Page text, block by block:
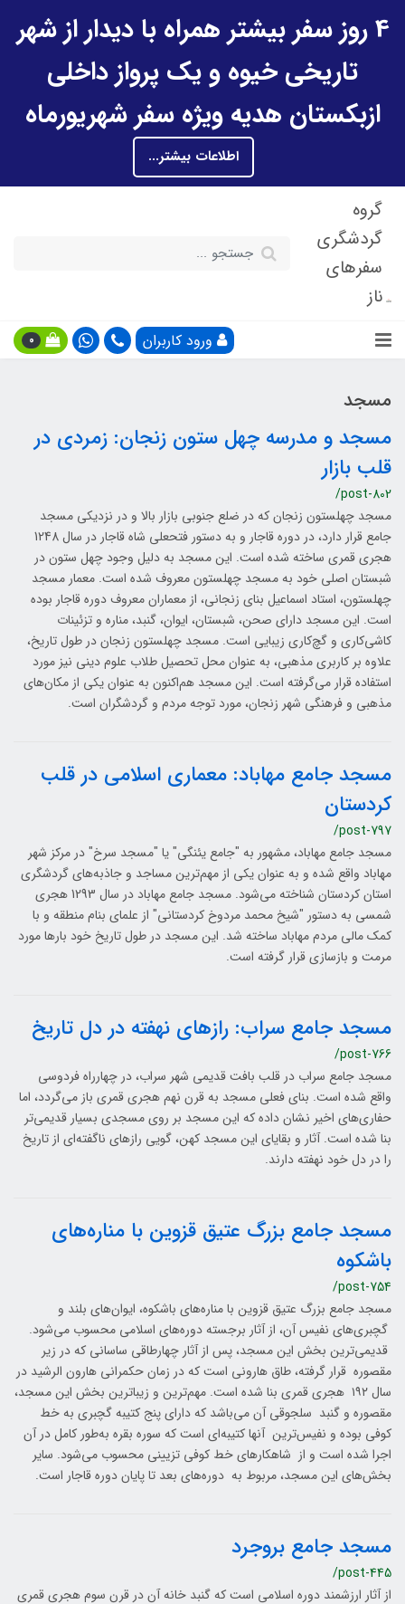
4 روز سفر بیشتر همراه با دیدار از شهر
تاریخی خیوه و یک پرواز داخلی
ازبکستان هدیه ویژه سفر شهریورماه
اطلاعات بیشتر...
گروه
گردشگری
سفرهای
ناز
ورود کاربران 0
مسجد
مسجد و مدرسه چهل ستون زنجان: زمردی در
قلب بازار
/post-802
مسجد چهلستون زنجان که در ضلع جنوبی بازار بالا و در نزدیکی مسجد
جامع قرار دارد، در دوره قاجار و به دستور فتحعلی شاه قاجار در سال 1248
هجری قمری ساخته شده است. این مسجد به دلیل وجود چهل ستون در
شبستان اصلی خود به مسجد چهلستون معروف شده است. معمار مسجد
چهلستون، استاد اسماعیل بنای زنجانی، از معماران معروف دوره قاجار بوده
است. این مسجد دارای صحن، شبستان، ایوان، گنبد، مناره و تزئینات
کاشی‌کاری و گچ‌کاری زیبایی است. مسجد چهلستون زنجان در طول تاریخ،
علاوه بر کاربری مذهبی، به عنوان محل تحصیل طلاب علوم دینی نیز مورد
استفاده قرار می‌گرفته است. این مسجد هم‌اکنون به عنوان یکی از مکان‌های
مذهبی و فرهنگی شهر زنجان، مورد توجه مردم و گردشگران است.
مسجد جامع مهاباد: معماری اسلامی در قلب
کردستان
/post-797
مسجد جامع مهاباد، مشهور به "جامع یئنگی" یا "مسجد سرخ" در مرکز شهر
مهاباد واقع شده و به عنوان یکی از مهم‌ترین مساجد و جاذبه‌های گردشگری
استان کردستان شناخته می‌شود. مسجد جامع مهاباد در سال 1293 هجری
شمسی به دستور "شیخ محمد مردوخ کردستانی" از علمای بنام منطقه و با
کمک مالی مردم مهاباد ساخته شد. این مسجد در طول تاریخ خود بارها مورد
مرمت و بازسازی قرار گرفته است.
مسجد جامع سراب: رازهای نهفته در دل تاریخ
/post-766
مسجد جامع سراب در قلب بافت قدیمی شهر سراب، در چهارراه فردوسی
واقع شده است. بنای فعلی مسجد به قرن نهم هجری قمری باز می‌گردد، اما
حفاری‌های اخیر نشان داده که این مسجد بر روی مسجدی بسیار قدیمی‌تر
بنا شده است. آثار و بقایای این مسجد کهن، گویی رازهای ناگفته‌ای از تاریخ
را در دل خود نهفته دارند.
مسجد جامع بزرگ عتیق قزوین با مناره‌های
باشکوه
/post-754
مسجد جامع بزرگ عتیق قزوین با مناره‌های باشکوه، ایوان‌های بلند و
گچبری‌های نفیس آن، از آثار برجسته دوره‌های اسلامی محسوب می‌شود.
قدیمی‌ترین بخش این مسجد، پس از آثار چهارطاقی ساسانی که در زیر
مقصوره قرار گرفته، طاق هارونی است که در زمان حکمرانی هارون الرشید در
سال ۱۹۲ هجری قمری بنا شده است. مهم‌ترین و زیباترین بخش این مسجد،
مقصوره و گنبد سلجوقی آن می‌باشد که دارای پنج کتیبه گچبری به خط
کوفی بوده و نفیس‌ترین آنها کتیبه‌ای است که سوره بقره به‌طور کامل در آن
اجرا شده است و از شاهکارهای خط کوفی تزیینی محسوب می‌شود. سایر
بخش‌های این مسجد، مربوط به دوره‌های بعد تا پایان دوره قاجار است.
مسجد جامع بروجرد
/post-445
از آثار ارزشمند دوره اسلامي است كه گنبد خانه آن در قرن سوم هجري قمري